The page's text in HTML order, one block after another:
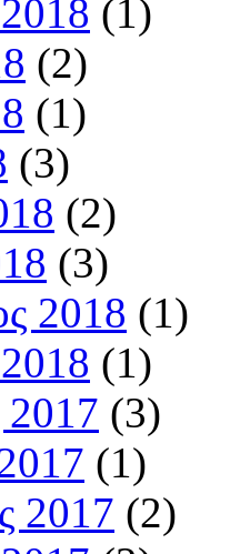
(1)
(2)
(1)
(3)
(2)
(3)
2018 (1)
(1)
2017 (3)
(1)
2017 (2)